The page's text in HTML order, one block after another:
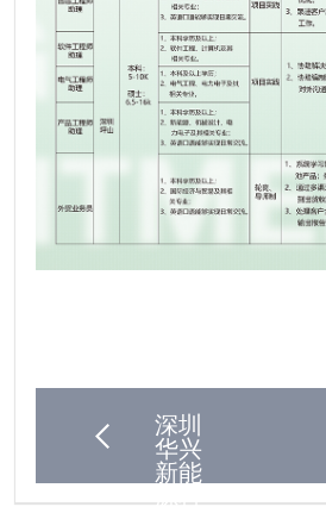
深圳
华兴
新能
源科